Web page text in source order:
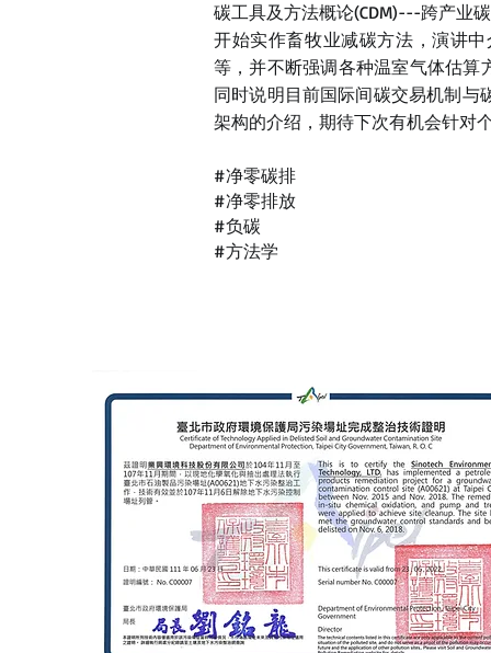
碳工具及方法概论(CDM)---跨产业
开始实作畜牧业减碳方法，演讲
等，并不断强调各种温室气体估算
同时说明目前国际间碳交易机制与
架构的介绍，期待下次有机会针对
#净零碳排
#净零排放
#负碳
#方法学